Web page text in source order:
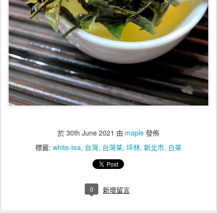
於 30th June 2021 由 maple 發佈
標籤: white-tea 台灣 台灣茶 坪林 新北市 白茶
0 新增留言